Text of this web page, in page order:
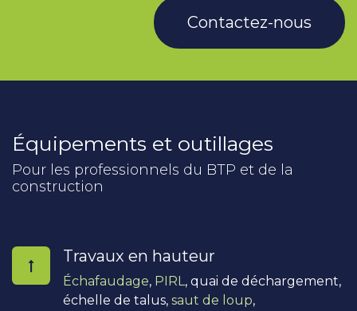
Contactez-nous
Équipements et outillages
Pour les professionnels du BTP et de la
construction
Travaux en hauteur
Échafaudage, PIRL, quai de déchargement,
échelle de talus, saut de loup,